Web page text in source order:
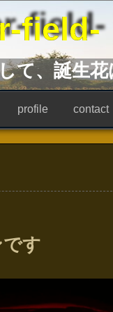
field-
て、誕生花
profile contact
す